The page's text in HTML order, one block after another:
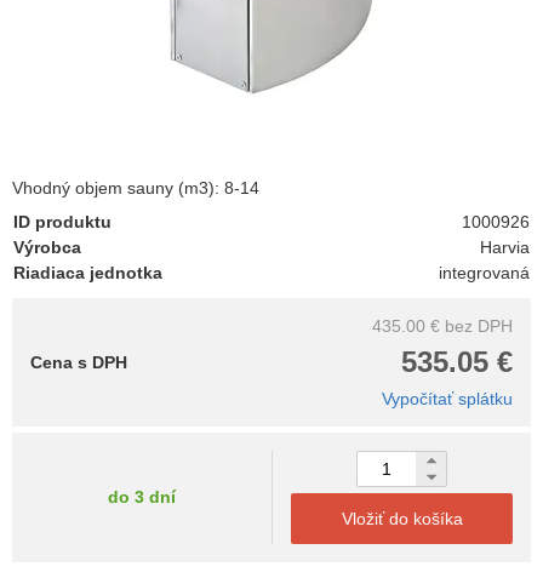
Vhodný objem sauny (m3): 8-14
ID produktu
1000926
Výrobca
Harvia
Riadiaca jednotka
integrovaná
435.00 € bez DPH
535.05 €
Cena s DPH
Vypočítať splátku
do 3 dní
Vložiť do košíka